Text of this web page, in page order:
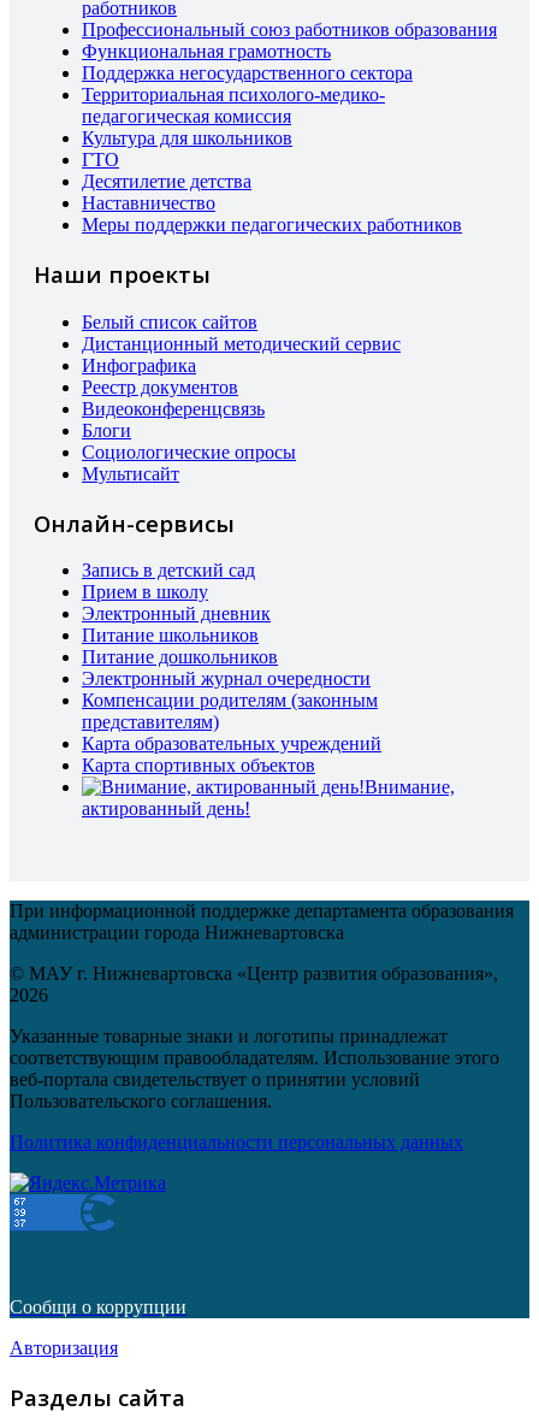
работников
Профессиональный союз работников образования
Функциональная грамотность
Поддержка негосударственного сектора
Территориальная психолого-медико-
педагогическая комиссия
Культура для школьников
ГТО
Десятилетие детства
Наставничество
Меры поддержки педагогических работников
Наши проекты
Белый список сайтов
Дистанционный методический сервис
Инфографика
Реестр документов
Видеоконференцсвязь
Блоги
Социологические опросы
Мультисайт
Онлайн-сервисы
Запись в детский сад
Прием в школу
Электронный дневник
Питание школьников
Питание дошкольников
Электронный журнал очередности
Компенсации родителям (законным
представителям)
Карта образовательных учреждений
Карта спортивных объектов
Внимание,
актированный день!
При информационной поддержке департамента образования
администрации города Нижневартовска
© МАУ г. Нижневартовска «Центр развития образования»,
2026
Указанные товарные знаки и логотипы принадлежат
соответствующим правообладателям. Использование этого
веб-портала свидетельствует о принятии условий
Пользовательского соглашения.
Политика конфиденциальности персональных данных
Сообщи о коррупции
Авторизация
Разделы сайта